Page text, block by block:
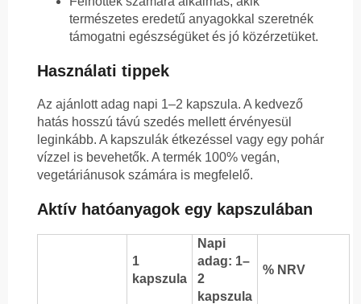
természetes eredetű anyagokkal szeretnék
támogatni egészségüket és jó közérzetüket.
Használati tippek
Az ajánlott adag napi 1–2 kapszula. A kedvező
hatás hosszú távú szedés mellett érvényesül
leginkább. A kapszulák étkezéssel vagy egy pohár
vízzel is bevehetők. A termék 100% vegán,
vegetáriánusok számára is megfelelő.
Aktív hatóanyagok egy kapszulában
1
kapszula
Napi
adag: 1–
2
kapszula
% NRV